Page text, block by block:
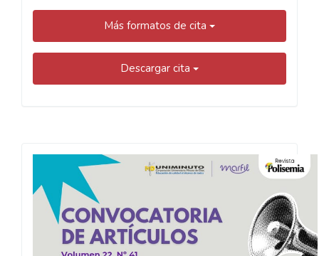
Más formatos de cita
Descargar cita
Convocatoria
Polisemia
2026